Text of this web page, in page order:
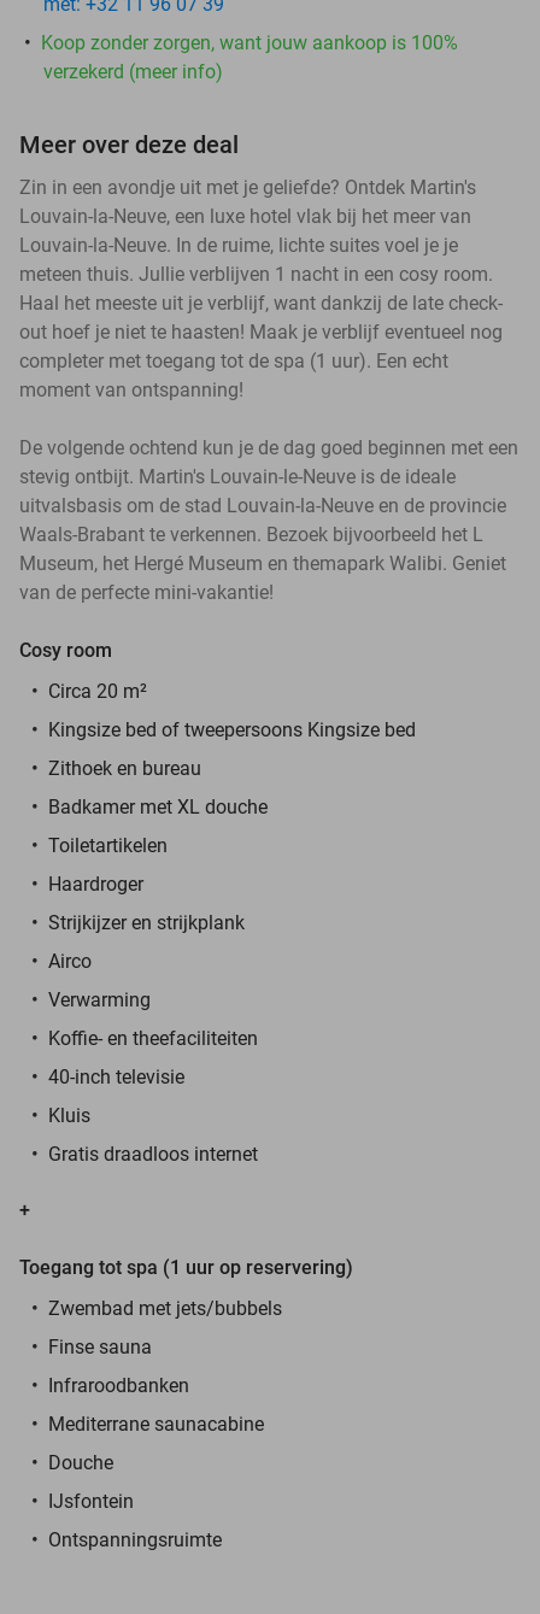
Koop zonder zorgen, want jouw aankoop is 100%
verzekerd (meer info)
Meer over deze deal
Zin in een avondje uit met je geliefde? Ontdek Martin's
Louvain-la-Neuve, een luxe hotel vlak bij het meer van
Louvain-la-Neuve. In de ruime, lichte suites voel je je
meteen thuis. Jullie verblijven 1 nacht in een cosy room.
Haal het meeste uit je verblijf, want dankzij de late check-
out hoef je niet te haasten! Maak je verblijf eventueel nog
completer met toegang tot de spa (1 uur). Een echt
moment van ontspanning!
De volgende ochtend kun je de dag goed beginnen met een
stevig ontbijt. Martin's Louvain-le-Neuve is de ideale
uitvalsbasis om de stad Louvain-la-Neuve en de provincie
Waals-Brabant te verkennen. Bezoek bijvoorbeeld het L
Museum, het Hergé Museum en themapark Walibi. Geniet
van de perfecte mini-vakantie!
Cosy room
Circa 20 m²
Kingsize bed of tweepersoons Kingsize bed
Zithoek en bureau
Badkamer met XL douche
Toiletartikelen
Haardroger
Strijkijzer en strijkplank
Airco
Verwarming
Koffie- en theefaciliteiten
40-inch televisie
Kluis
Gratis draadloos internet
+
Toegang tot spa (1 uur op reservering)
Zwembad met jets/bubbels
Finse sauna
Infraroodbanken
Mediterrane saunacabine
Douche
IJsfontein
Ontspanningsruimte